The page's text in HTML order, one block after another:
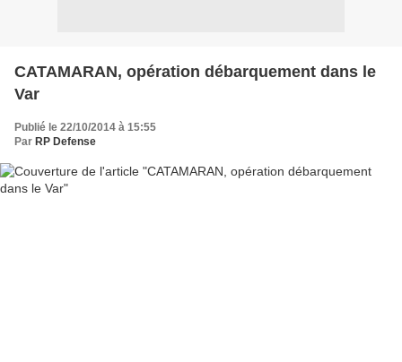
CATAMARAN, opération débarquement dans le
Var
Publié le 22/10/2014 à 15:55
Par RP Defense